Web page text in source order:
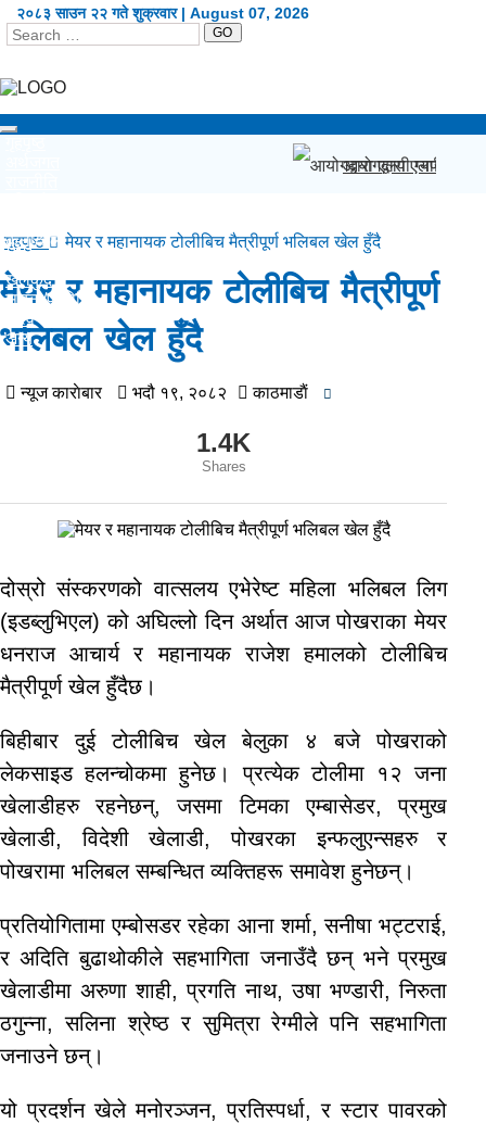
२०८३ साउन २२ गते शुक्रवार | August 07, 2026
GO
Toggle
कला/शैली
खेलकुद
सूचना/प्रविधि
विश्व
अन्य
आयोगद्वारा एलपी
गृहपृष्ठ मेयर र महानायक टोलीबिच मैत्रीपूर्ण भलिबल खेल हुँदै
मेयर र महानायक टोलीबिच मैत्रीपूर्ण
भलिबल खेल हुँदै
न्यूज काराेबार भदौ १९, २०८२ काठमाडाैं
1.4K
Shares
दोस्रो संस्करणको वात्सलय एभेरेष्ट महिला भलिबल लिग
(इडब्लुभिएल) को अघिल्लो दिन अर्थात आज पोखराका मेयर
धनराज आचार्य र महानायक राजेश हमालको टोलीबिच
मैत्रीपूर्ण खेल हुँदैछ।
बिहीबार दुई टोलीबिच खेल बेलुका ४ बजे पोखराको
लेकसाइड हलन्चोकमा हुनेछ। प्रत्येक टोलीमा १२ जना
खेलाडीहरु रहनेछन्, जसमा टिमका एम्बासेडर, प्रमुख
खेलाडी, विदेशी खेलाडी, पोखरका इन्फलुएन्सहरु र
पोखरामा भलिबल सम्बन्धित व्यक्तिहरू समावेश हुनेछन्।
प्रतियोगितामा एम्बोसडर रहेका आना शर्मा, सनीषा भट्टराई,
र अदिति बुढाथोकीले सहभागिता जनाउँदै छन् भने प्रमुख
खेलाडीमा अरुणा शाही, प्रगति नाथ, उषा भण्डारी, निरुता
ठगुन्ना, सलिना श्रेष्ठ र सुमित्रा रेग्मीले पनि सहभागिता
जनाउने छन्।
यो प्रदर्शन खेले मनोरञ्जन, प्रतिस्पर्धा, र स्टार पावरको